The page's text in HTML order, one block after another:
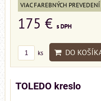
VIAC FAREBNÝCH PREVEDENÍ
175 € s DPH
ks DO
TOLEDO kreslo